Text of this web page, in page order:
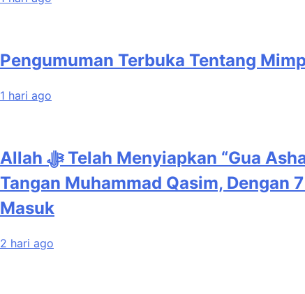
Pengumuman Terbuka Tentang
1 hari ago
Allah ﷻ Telah Menyiapkan “Gua Ashabul Kahfi” Akhir Zaman Bagi Para Helper Muhammad Qasim, Kuncinya di
Tangan Muhammad Qasim, Dengan
Masuk
2 hari ago